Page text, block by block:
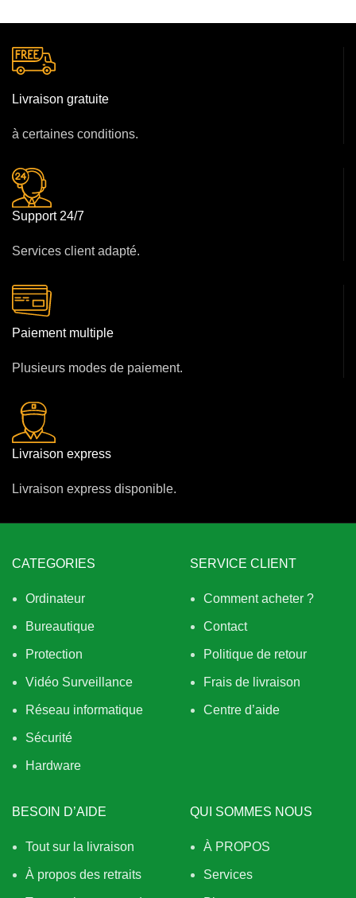
Livraison gratuite
à certaines conditions.
Support 24/7
Services client adapté.
Paiement multiple
Plusieurs modes de paiement.
Livraison express
Livraison express disponible.
CATEGORIES
Ordinateur
Bureautique
Protection
Vidéo Surveillance
Réseau informatique
Sécurité
Hardware
SERVICE CLIENT
Comment acheter ?
Contact
Politique de retour
Frais de livraison
Centre d’aide
BESOIN D’AIDE
Tout sur la livraison
À propos des retraits
QUI SOMMES NOUS
À PROPOS
Services